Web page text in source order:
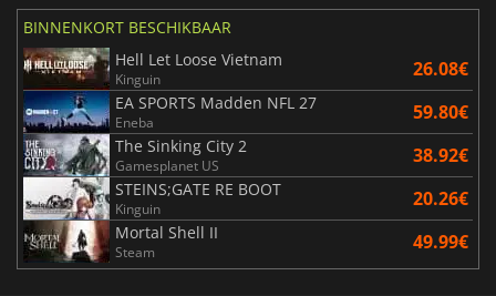
BINNENKORT BESCHIKBAAR
Hell Let Loose Vietnam
Kinguin 26.08€
EA SPORTS Madden NFL 27
Eneba 59.80€
The Sinking City 2
Gamesplanet US 38.92€
STEINS;GATE RE BOOT
Kinguin 20.26€
Mortal Shell II
Steam 49.99€